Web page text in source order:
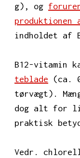
g), og
produktionen
indholdet af
B12-vitamin
teblade (ca.
tørvægt).
dog alt for
praktisk
Vedr.